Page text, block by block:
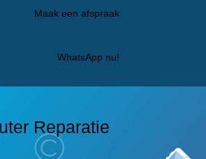
Maak een afspraak
WhatsApp nu!
Reparatie